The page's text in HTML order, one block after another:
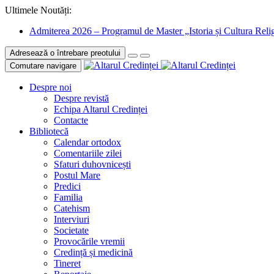
Ultimele Noutăți:
Admiterea 2026 – Programul de Master „Istoria și Cultura
Adresează o întrebare preotului
Comutare navigare
Despre noi
Despre revistă
Echipa Altarul Credinței
Contacte
Bibliotecă
Calendar ortodox
Comentariile zilei
Sfaturi duhovnicești
Postul Mare
Predici
Familia
Catehism
Interviuri
Societate
Provocările vremii
Credință și medicină
Tineret